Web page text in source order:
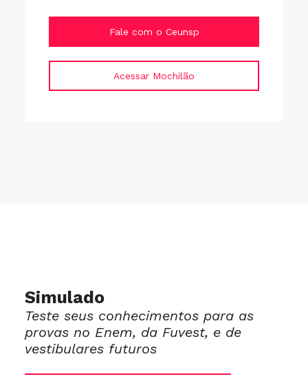
Fale com o Ceunsp
Acessar Mochilão
Simulado
Teste seus conhecimentos para as
provas no Enem, da Fuvest, e de
vestibulares futuros